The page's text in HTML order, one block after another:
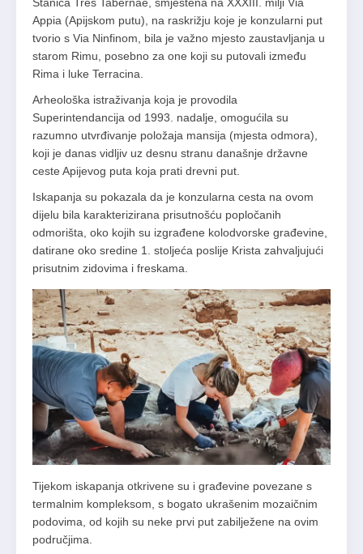
Stanica Tres Tabernae, smještena na XXXIII. milji Via
Appia (Apijskom putu), na raskrižju koje je konzularni put
tvorio s Via Ninfinom, bila je važno mjesto zaustavljanja u
starom Rimu, posebno za one koji su putovali između
Rima i luke Terracina.
Arheološka istraživanja koja je provodila
Superintendancija od 1993. nadalje, omogućila su
razumno utvrđivanje položaja mansija (mjesta odmora),
koji je danas vidljiv uz desnu stranu današnje državne
ceste Apijevog puta koja prati drevni put.
Iskapanja su pokazala da je konzularna cesta na ovom
dijelu bila karakterizirana prisutnošću popločanih
odmorišta, oko kojih su izgrađene kolodvorske građevine,
datirane oko sredine 1. stoljeća poslije Krista zahvaljujući
prisutnim zidovima i freskama.
Tijekom iskapanja otkrivene su i građevine povezane s
termalnim kompleksom, s bogato ukrašenim mozaičnim
podovima, od kojih su neke prvi put zabilježene na ovim
područjima.